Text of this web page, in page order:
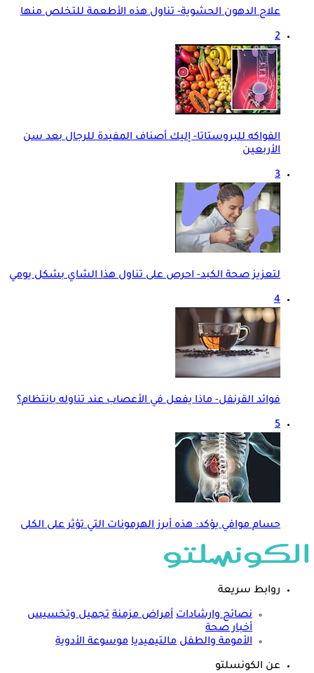
علاج الدهون الحشوية- تناول هذه الأطعمة للتخلص منها
2
الفواكه للبروستاتا- إليك أصناف المفيدة للرجال بعد سن
الأربعين
3
لتعزيز صحة الكبد- احرص على تناول هذا الشاي بشكل يومي
4
فوائد القرنفل- ماذا يفعل في الأعصاب عند تناوله بانتظام؟
5
حسام موافي يؤكد: هذه أبرز الهرمونات التي تؤثر على الكلى
روابط سريعة
نصائح وارشادات أمراض مزمنة تجميل وتخسيس
أخبار صحة
الأمومة والطفل مالتيميديا موسوعة الأدوية
عن الكونسلتو